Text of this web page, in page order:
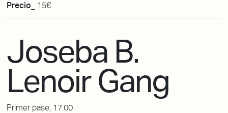
Precio_
15€
Joseba B.
Lenoir Gang
Primer pase, 17:00